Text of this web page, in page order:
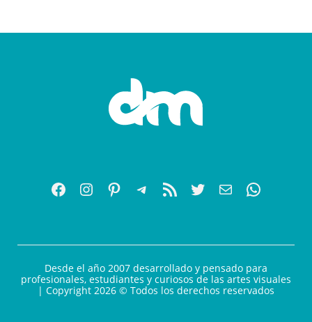
Desde el año 2007 desarrollado y pensado para
profesionales, estudiantes y curiosos de las artes visuales
| Copyright 2026 © Todos los derechos reservados